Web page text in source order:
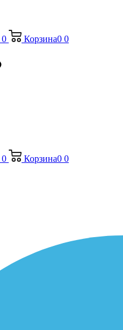
0 Корзина0 0
0 Корзина0 0